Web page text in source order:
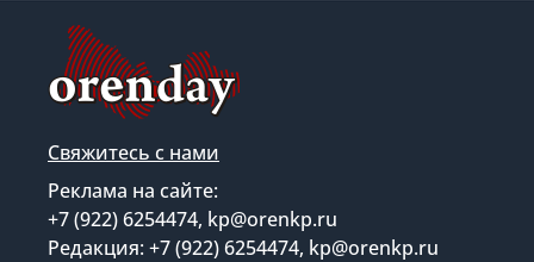
Свяжитесь с нами
Реклама на сайте:
+7 (922) 6254474, kp@orenkp.ru
Редакция: +7 (922) 6254474, kp@orenkp.ru